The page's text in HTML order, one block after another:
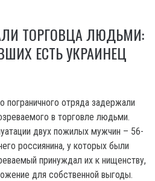
ТОРГОВЦА ЛЮДЬМИ:
ЕСТЬ УКРАИНЕЦ
пограничного отряда задержали
в торговле людьми.
двух пожилых мужчин – 56-
россиянина, у которых были
принуждал их к нищенству,
для собственной выгоды.